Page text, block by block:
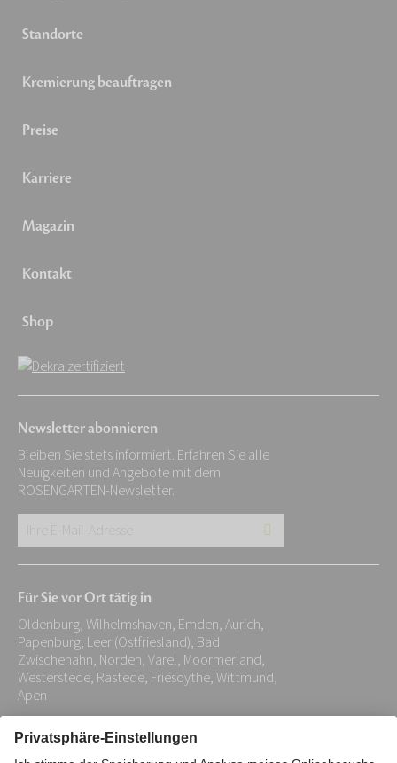
Standorte
Kremierung beauftragen
Preise
Karriere
Magazin
Kontakt
Shop
Newsletter abonnieren
Bleiben Sie stets informiert. Erfahren Sie alle
Neuigkeiten und Angebote mit dem
ROSENGARTEN-Newsletter.
Adresse:
*
Für Sie vor Ort tätig in
Oldenburg, Wilhelmshaven, Emden, Aurich,
Papenburg, Leer (Ostfriesland), Bad
Zwischenahn, Norden, Varel, Moormerland,
Westerstede, Rastede, Friesoythe, Wittmund,
Apen
Impressum Datenschutz Stiftung